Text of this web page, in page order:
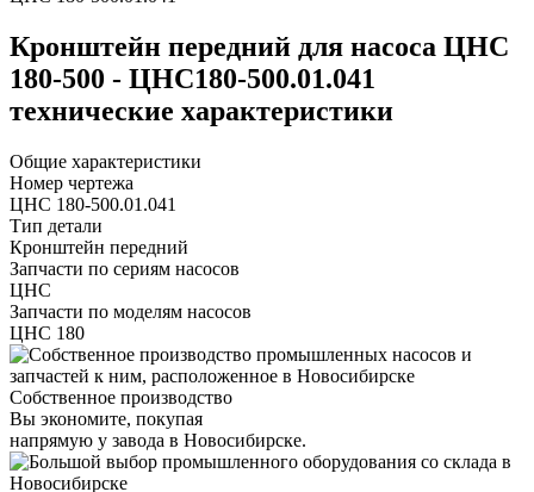
Кронштейн передний для насоса ЦНС
180-500 - ЦНС180-500.01.041
технические характеристики
Общие характеристики
Номер чертежа
ЦНС 180-500.01.041
Тип детали
Кронштейн передний
Запчасти по сериям насосов
ЦНС
Запчасти по моделям насосов
ЦНС 180
Собственное производство
Вы экономите, покупая
напрямую у завода в Новосибирске.